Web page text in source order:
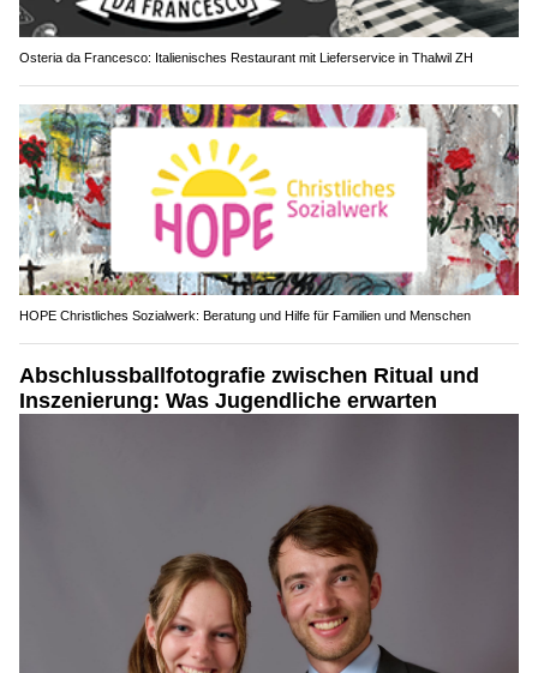
Osteria da Francesco: Italienisches Restaurant mit Lieferservice in Thalwil ZH
HOPE Christliches Sozialwerk: Beratung und Hilfe für Familien und Menschen
Abschlussballfotografie zwischen Ritual und
Inszenierung: Was Jugendliche erwarten